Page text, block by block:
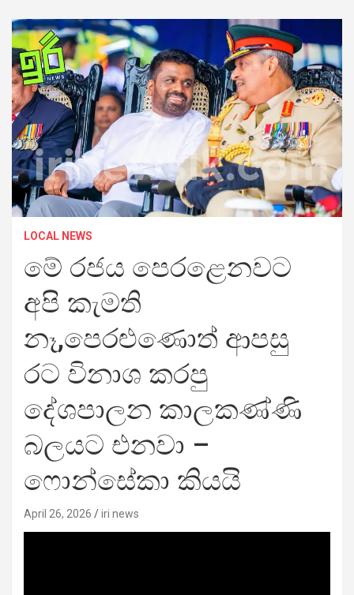
LOCAL NEWS
මේ රජය පෙරළෙනවට
අපි කැමති
නෑ,පෙරළුණොත් ආපසු
රට විනාශ කරපු
දේශපාලන කාලකණ්ණි
බලයට එනවා –
ෆොන්සේකා කියයි
April 26, 2026 iri news